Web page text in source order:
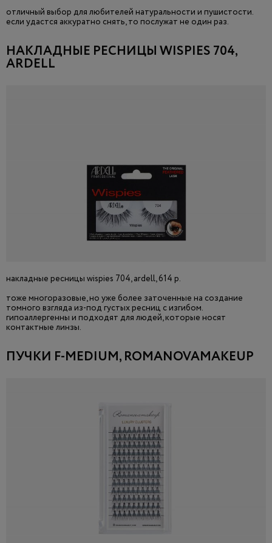
отличный выбор для любителей натуральности и пушистости.
если удастся аккуратно снять, то послужат не один раз.
НАКЛАДНЫЕ РЕСНИЦЫ WISPIES 704,
ARDELL
накладные ресницы wispies 704, ardell, 614 р.
тоже многоразовые, но уже более заточенные на создание
томного взгляда из-под густых ресниц с изгибом.
гипоаллергенны и подходят для людей, которые носят
контактные линзы.
ПУЧКИ F-MEDIUM, ROMANOVAMAKEUP